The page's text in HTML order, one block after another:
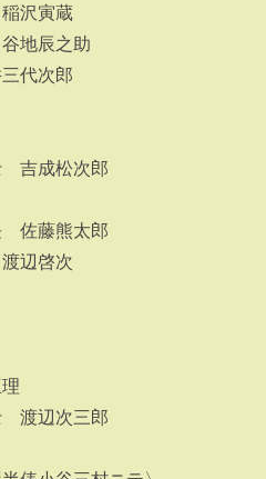
沢寅蔵
地辰之助
代次郎
吉成松次郎
佐藤熊太郎
辺啓次
渡辺次三郎